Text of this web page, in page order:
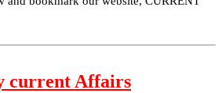
current Affairs